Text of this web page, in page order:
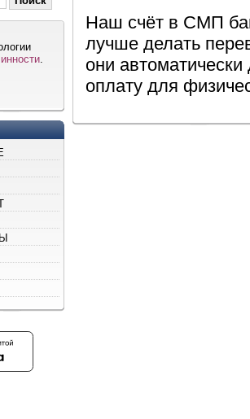
Наш счёт в СМП
лучше делать
они
оплату для